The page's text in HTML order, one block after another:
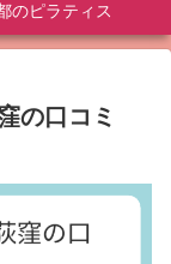
のピラティス
の口コミ